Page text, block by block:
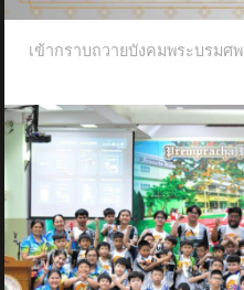
เข้ากราบถวายบังคมพระบรมศพ